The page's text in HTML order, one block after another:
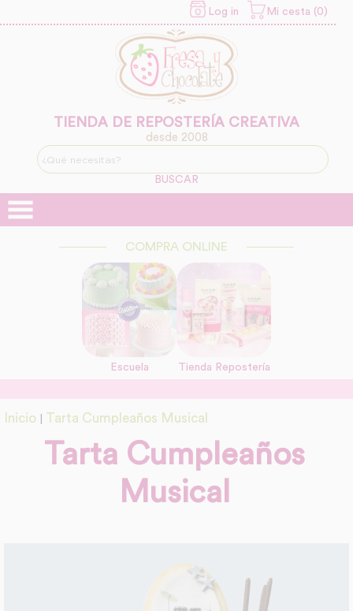
Log in Mi cesta (0)
TIENDA DE REPOSTERÍA CREATIVA
desde 2008
BUSCAR
COMPRA ONLINE
Escuela Tienda Repostería
Inicio Tarta Cumpleaños Musical
Tarta Cumpleaños
Musical
INFORMACION SOBRE LA
PROTECCIÓN DE TUS
Legitimación:
Destinatarios:
link